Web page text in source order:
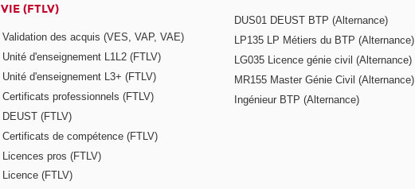
VIE (FTLV)
Validation des acquis (VES, VAP, VAE)
Unité d'enseignement L1L2 (FTLV)
Unité d'enseignement L3+ (FTLV)
Certificats professionnels (FTLV)
DEUST (FTLV)
Certificats de compétence (FTLV)
Licences pros (FTLV)
Licence (FTLV)
DUS01 DEUST BTP (Alternance)
LP135 LP Métiers du BTP (Alternance)
LG035 Licence génie civil (Alternance)
MR155 Master Génie Civil (Alternance)
Ingénieur BTP (Alternance)